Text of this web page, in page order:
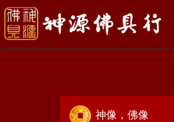
花 瓶
神像，佛像